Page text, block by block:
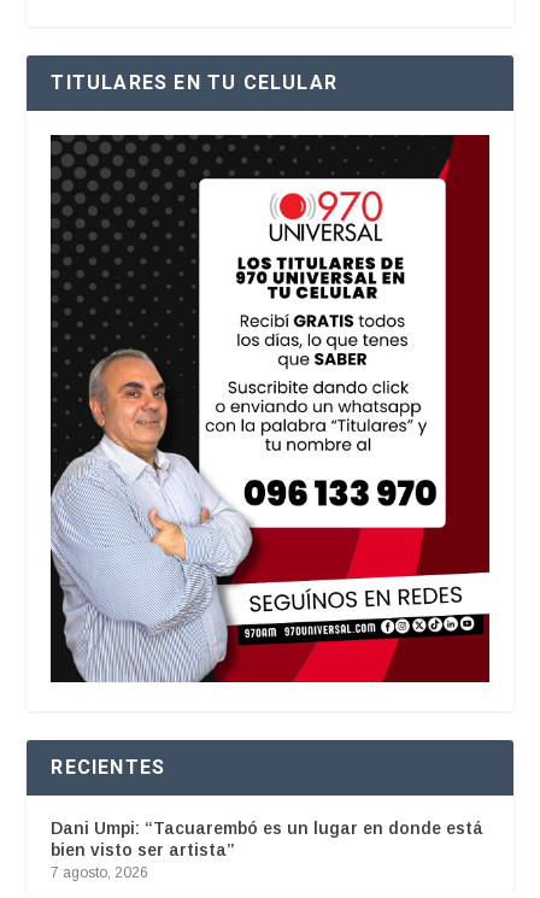
TITULARES EN TU CELULAR
RECIENTES
Dani Umpi: “Tacuarembó es un lugar en donde está
bien visto ser artista”
7 agosto, 2026